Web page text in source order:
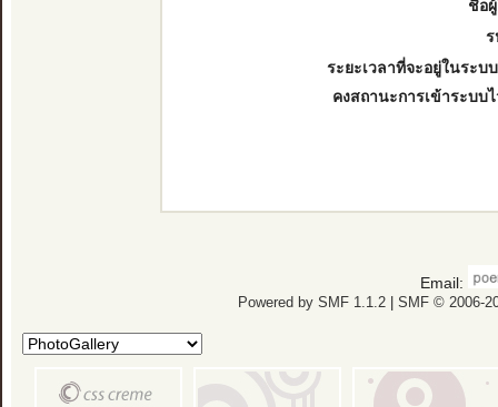
ชื่อ
ระยะเวลาที่จะอยู่ในระบ
คงสถานะการเข้าระบบ
Email:
Powered by SMF 1.1.2| SMF © 2006-